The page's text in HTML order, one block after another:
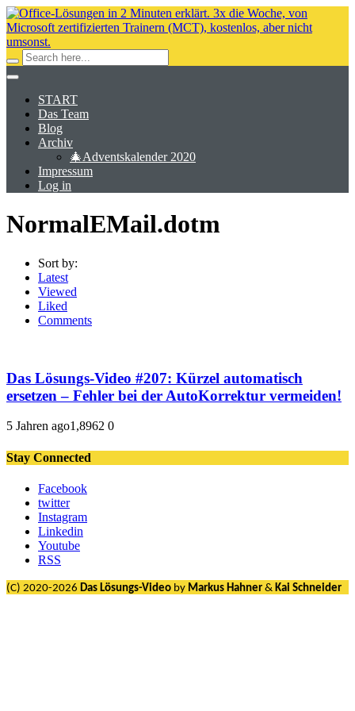
START
Das Team
Blog
Archiv
🎄Adventskalender 2020
Impressum
Log in
NormalEMail.dotm
Sort by:
Latest
Viewed
Liked
Comments
Das Lösungs-Video #207: Kürzel automatisch
ersetzen – Fehler bei der AutoKorrektur vermeiden!
5 Jahren ago1,8962 0
Stay Connected
Facebook
twitter
Instagram
Linkedin
Youtube
RSS
(C) 2020-2026 Das Lösungs-Video by Markus Hahner & Kai Schneider